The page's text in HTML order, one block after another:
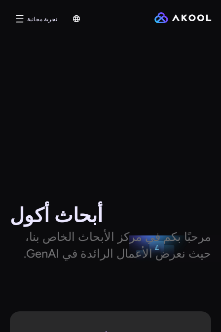
تجربة مجانية
أبحاث أكول
مرحبًا بكم في مركز الأبحاث الخاص بنا،
حيث نعرض الأعمال الرائدة في GenAI.